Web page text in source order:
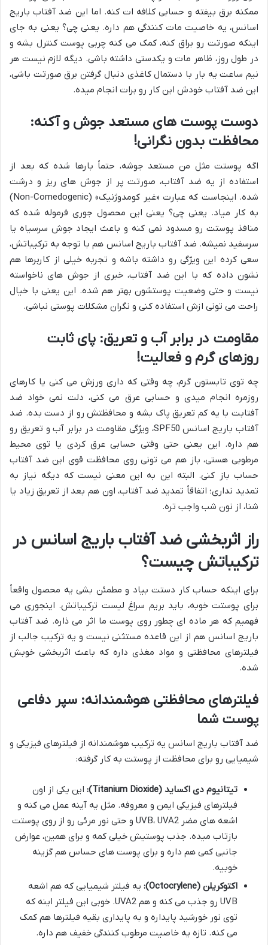
ممکنه برق بیفته و حسابی کلافه ات کنه. اما این ضد آفتاب باریج
اسانس، یه خاصیت مات کنندگی هم داره. یعنی چی؟ یعنی به جای
اینکه صورتت رو براق کنه، کمک می کنه چربی پوست کنترل بشه و
در طول روز، ظاهر مات و یکدستی داشته باشی. دیگه لازم نیست هر
نیم ساعت یه بار با دستمال کاغذی دنبال گرفتن برق صورتت باشی،
این ضد آفتاب خودش این کار رو برات انجام میده.
دوست پوست های مستعد جوش و آکنه:
محافظت بدون نگرانی!
اگه پوستت مثل من مستعد جوشه، حتماً بارها شده که بعد از
استفاده از یه ضد آفتاب، صورتت پر از جوش های ریز و درشت
شده. اینجاست که عبارت «غیر کومدوژنیک» (Non-Comedogenic)
به کار میاد. یعنی چی؟ یعنی این محصول جوری فرموله شده که
منافذ پوستت رو مسدود نمی کنه و باعث ایجاد جوش سرسیاه یا
سرسفید نمیشه. ضد آفتاب باریج اسانس هم با توجه به ترکیباتش،
سعی کرده این ویژگی رو داشته باشه و تجربه خیلی از کاربرها هم
نشون داده که با این ضد آفتاب، خبری از جوش های ناخواسته
نیست و حتی وضعیت پوستشون بهتر هم شده. این یعنی با خیال
راحت می تونی ازش استفاده کنی و نگران مشکلات پوستی نباشی.
مقاومت در برابر آب و تعریق: پای ثابت
روزهای گرم و فعالیت!
چه توی تابستون گرم، چه وقتی که داری ورزش می کنی یا کارهای
روزمره انجام میدی و حسابی عرق می کنی، دلت نمی خواد ضد
آفتابت با یه کم تعریق پاک بشه و محافظتش رو از دست بده. ضد
آفتاب باریج اسانس SPF50، ویژگی مقاومت در برابر آب و تعریق رو
هم داره. این یعنی حتی وقتی حسابی عرق کردی یا توی محیط
مرطوبی هستی، باز هم می تونی روی محافظت قوی این ضد آفتاب
حساب باز کنی. البته این به این معنی نیست که دیگه نیاز به
تمدید نداری؛ اتفاقاً تمدید ضد آفتاب، اون هم بعد از تعریق زیاد یا
شنا، از نون شب واجب تره.
راز اثربخشی ضد آفتاب باریج اسانس در
ترکیباتش چیست؟
برای اینکه حساب کار دستت بیاد و مطمئن بشی یه محصول واقعاً
برای پوستت خوبه، باید بریم سراغ لیست ترکیباتش. اینجوری می
فهمیم که هر ماده ای چطور روی پوست ما اثر می ذاره. ضد آفتاب
باریج اسانس هم از این قاعده مستثنی نیست و یه ترکیب جالب از
فیلترهای محافظتی و مواد مغذی داره که باعث اثربخشی خوبش
شده.
فیلترهای محافظتی هوشمندانه: سپر دفاعی
پوست شما
ضد آفتاب باریج اسانس یه ترکیب هوشمندانه از فیلترهای فیزیکی و
شیمیایی رو برای محافظت از پوستت به کار گرفته:
تیتانیوم دی اکساید (Titanium Dioxide):
این یکی از اون
فیلترهای فیزیکی ایمن و معروفه. مثل یه آینه عمل می کنه و
اشعه های مضر UVB، UVA2 و حتی نور مرئی رو از روی پوستت
بازتاب میده. جذب پوستیش خیلی کمه و برای همین، عوارض
جانبی کمی هم داره و برای پوست های حساس هم گزینه
خوبیه.
اکتوکریلن (Octocrylene):
یه فیلتر شیمیایی که هم اشعه
UVB رو جذب می کنه و هم UVA2. خوبی این فیلتر اینه که
توی نور خورشید پایداره و به پایداری بقیه فیلترها هم کمک
می کنه. تازه یه خاصیت مرطوب کنندگی خفیف هم داره.